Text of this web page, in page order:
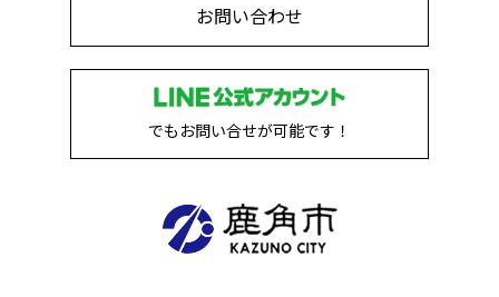
お問い合わせ
でもお問い合せが可能です！